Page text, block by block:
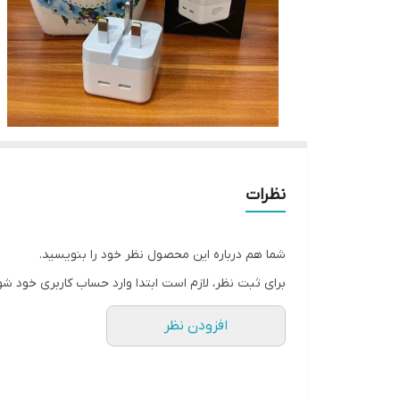
نظرات
شما هم درباره این محصول نظر خود را بنویسید.
برای ثبت نظر، لازم است ابتدا وارد حساب کاربری خود
افزودن نظر